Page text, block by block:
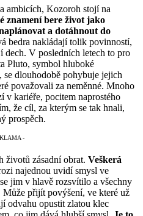
ambicích, Kozoroh stojí na
znamení bere život jako
a dotáhnout do
bedra nakládají tolik povinností,
dech. V posledních letech to pro
Pluto, symbol hluboké
se dlouhodobě pohybuje jejich
považovali za neměnné. Mnoho
v kariéře, pocitem naprostého
že cíl, za kterým se tak hnali,
prospěch.
životů zásadní obrat. Veškerá
najednou uvidí smysl ve
jim v hlavě rozsvítilo a všechny
přijít povýšení, ve které už
odvahu opustit zlatou klec